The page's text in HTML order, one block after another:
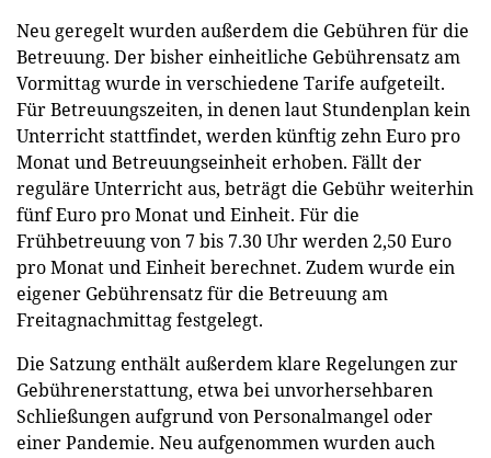
Neu geregelt wurden außerdem die Gebühren für die
Betreuung. Der bisher einheitliche Gebührensatz am
Vormittag wurde in verschiedene Tarife aufgeteilt.
Für Betreuungszeiten, in denen laut Stundenplan kein
Unterricht stattfindet, werden künftig zehn Euro pro
Monat und Betreuungseinheit erhoben. Fällt der
reguläre Unterricht aus, beträgt die Gebühr weiterhin
fünf Euro pro Monat und Einheit. Für die
Frühbetreuung von 7 bis 7.30 Uhr werden 2,50 Euro
pro Monat und Einheit berechnet. Zudem wurde ein
eigener Gebührensatz für die Betreuung am
Freitagnachmittag festgelegt.
Die Satzung enthält außerdem klare Regelungen zur
Gebührenerstattung, etwa bei unvorhersehbaren
Schließungen aufgrund von Personalmangel oder
einer Pandemie. Neu aufgenommen wurden auch